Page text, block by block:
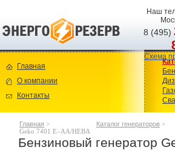
Наш
8 (495)
Схема
Главная
О компании
Контакты
Главная > Каталог генераторов >
Geko 7401 E–AA/HЕBA
Бензиновый генератор